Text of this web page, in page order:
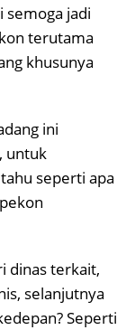
semoga jadi
terutama
khusunya
ini
untuk
seperti apa
dinas terkait,
selanjutnya
Seperti